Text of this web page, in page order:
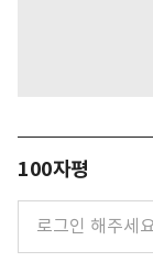
100자평